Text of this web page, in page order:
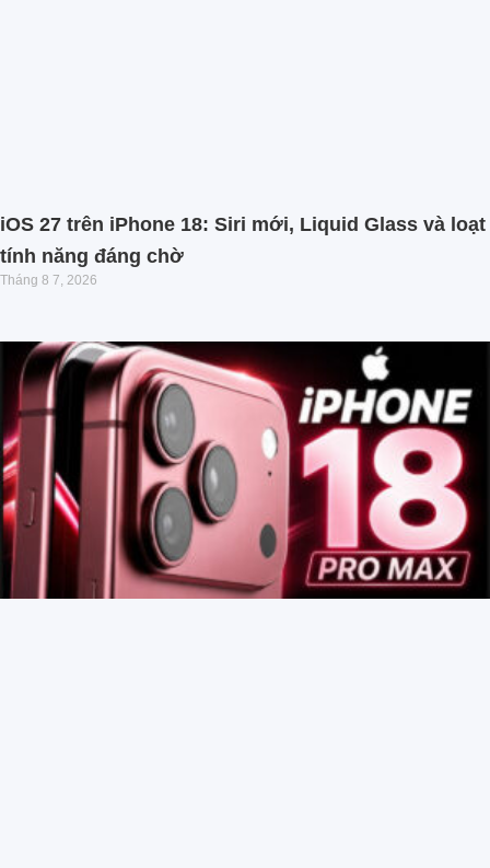
iOS 27 trên iPhone 18: Siri mới, Liquid Glass và loạt
tính năng đáng chờ
Tháng 8 7, 2026